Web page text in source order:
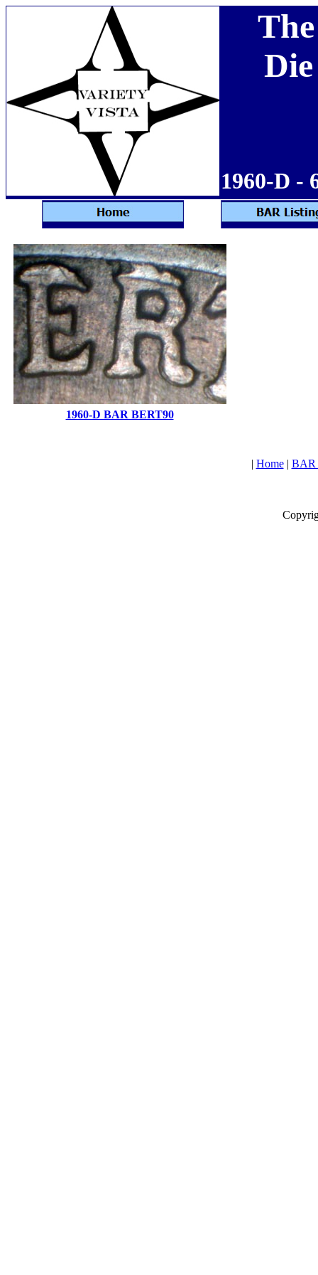
1960-D -
1960-D BAR BERT90
| Home| BAR